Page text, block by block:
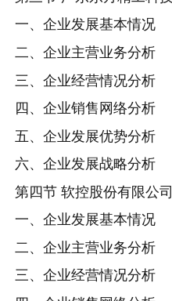
一、企业发展基本情况
二、企业主营业务分析
三、企业经营情况分析
四、企业销售网络分析
五、企业发展优势分析
六、企业发展战略分析
第四节 软控股份有限公司
一、企业发展基本情况
二、企业主营业务分析
三、企业经营情况分析